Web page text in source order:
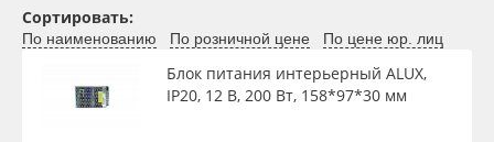
Каталог
Весь каталог
Рулонные материалы
Светодиодные ленты
Светодиодные линейки
Световые панели
Светодиодные пиксели
Сортировать:
По наименованию По розничной цене По цене юр. лиц
Блок питания интерьерный ALUX,
IP20, 12 В, 200 Вт, 158*97*30 мм